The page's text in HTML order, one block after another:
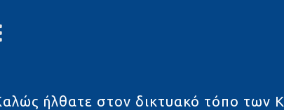
ήλθατε στον δικτυακό τόπο των